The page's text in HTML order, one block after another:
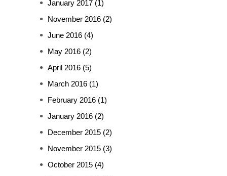
January 2017 (1)
November 2016 (2)
June 2016 (4)
May 2016 (2)
April 2016 (5)
March 2016 (1)
February 2016 (1)
January 2016 (2)
December 2015 (2)
November 2015 (3)
October 2015 (4)